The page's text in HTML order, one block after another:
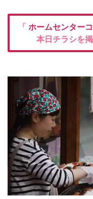
「 ホームセンター
本日チラシを